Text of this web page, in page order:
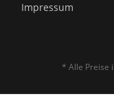
Impressum
* Alle Preise